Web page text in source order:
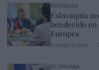
SOCIEDAD
Eslovaquia
bendecido
Europea
ECONOMÍA